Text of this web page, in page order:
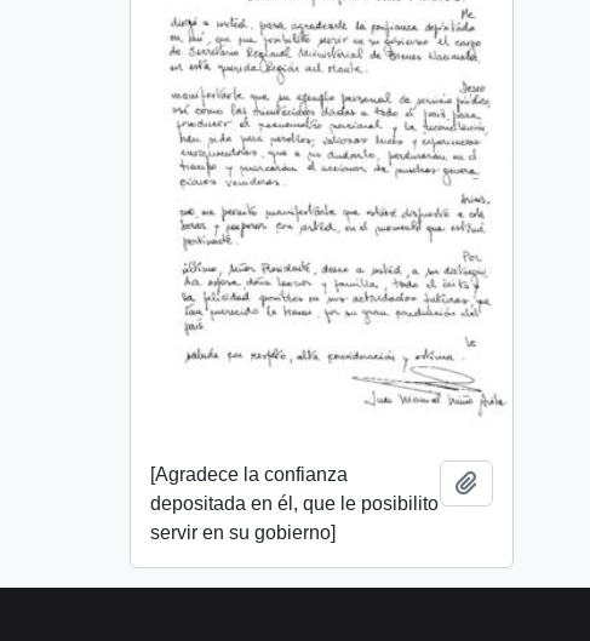
[Agradece la confianza
depositada en él, que le posibilito
servir en su gobierno]